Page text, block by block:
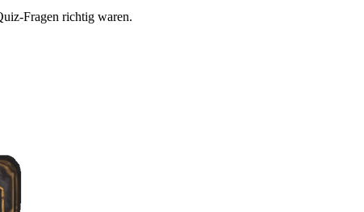
Fragen richtig waren.